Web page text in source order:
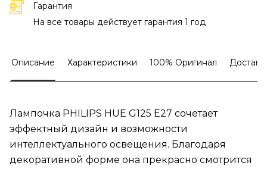
Гарантия
На все товары действует гарантия 1 год
Описание Характеристики 100% Оригинал
Лампочка PHILIPS HUE G125 E27 сочетает
эффектный дизайн и возможности
интеллектуального освещения. Благодаря
декоративной форме она прекрасно смотрится